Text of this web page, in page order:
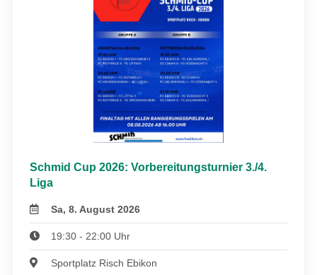
Schmid Cup 2026: Vorbereitungsturnier 3./4.
Liga
Sa, 8. August 2026
19:30 - 22:00 Uhr
Sportplatz Risch Ebikon